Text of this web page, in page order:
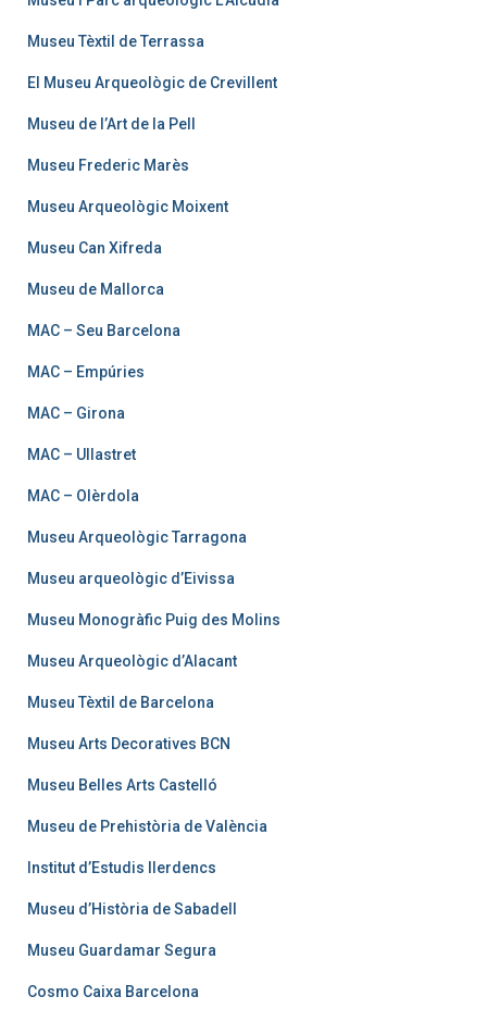
Museu Tèxtil de Terrassa
El Museu Arqueològic de Crevillent
Museu de l’Art de la Pell
Museu Frederic Marès
Museu Arqueològic Moixent
Museu Can Xifreda
Museu de Mallorca
MAC – Seu Barcelona
MAC – Empúries
MAC – Girona
MAC – Ullastret
MAC – Olèrdola
Museu Arqueològic Tarragona
Museu arqueològic d’Eivissa
Museu Monogràfic Puig des Molins
Museu Arqueològic d’Alacant
Museu Tèxtil de Barcelona
Museu Arts Decoratives BCN
Museu Belles Arts Castelló
Museu de Prehistòria de València
Institut d’Estudis Ilerdencs
Museu d’Història de Sabadell
Museu Guardamar Segura
Cosmo Caixa Barcelona